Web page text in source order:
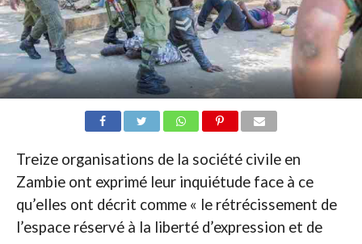
Treize organisations de la société civile en
Zambie ont exprimé leur inquiétude face à ce
qu’elles ont décrit comme « le rétrécissement de
l’espace réservé à la liberté d’expression et de